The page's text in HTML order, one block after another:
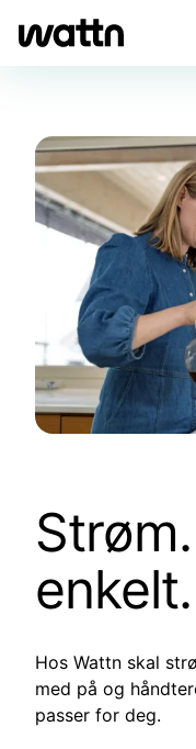
enkelt.
Hos Wattn skal
med på og
passer for deg.